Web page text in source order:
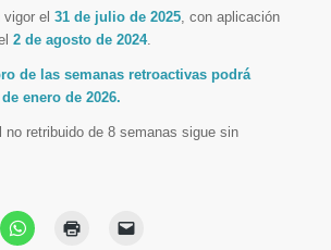
el 31 de julio de 2025, con aplicación
2 de agosto de 2024.
de las semanas retroactivas podrá
enero de 2026.
no retribuido de 8 semanas sigue sin
Haz
clic